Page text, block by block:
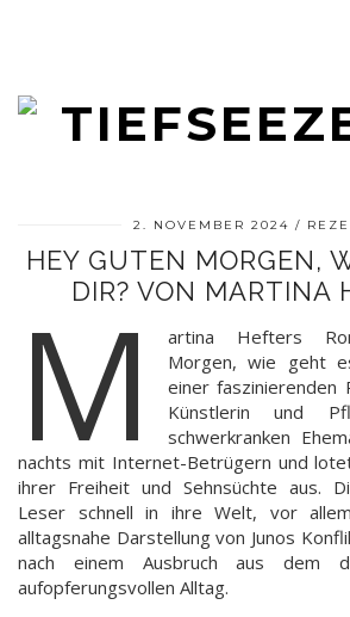
2. NOVEMBER 2024
HEY GUTEN MORGEN,
DIR? VON MARTINA
M
artina Hefters
Morgen, wie geht
einer faszinierenden
Künstlerin und
schwerkranken
nachts mit Internet-Betrügern und
ihrer Freiheit und Sehnsüchte aus.
Leser schnell in ihre Welt, vor
alltagsnahe Darstellung von Junos
nach einem Ausbruch aus dem
aufopferungsvollen Alltag.